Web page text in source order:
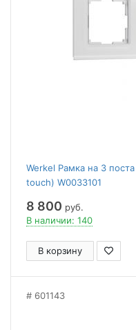
Werkel Рамка на 3
touch) W0033101
8 800 руб.
В наличии: 140
В корзину
601143